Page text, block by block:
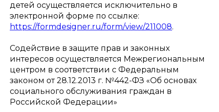
детей осуществляется исключительно в
электронной форме по ссылке:
https://formdesigner.ru/form/view/211008.
Содействие в защите прав и законных
интересов осуществляется Межрегиональным
центром в соответствии с Федеральным
законом от 28.12.2013 г. №442-ФЗ «Об основах
социального обслуживания граждан в
Российской Федерации»